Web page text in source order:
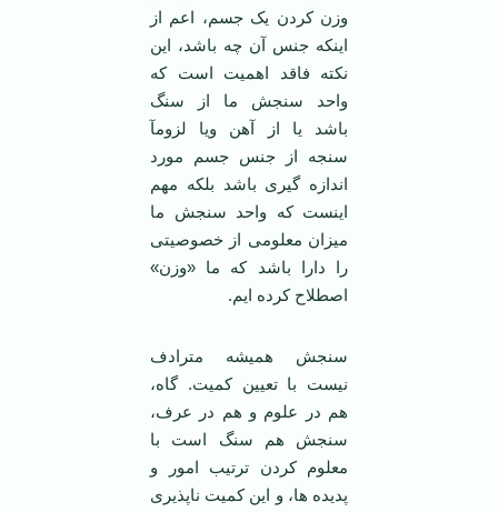
وزن کردن یک جسم، اعم از
اینکه جنس آن چه باشد، این
نکته فاقد اهمیت است که
واحد سنجش ما از سنگ
باشد یا از آهن ویا لزومآ
سنجه از جنس جسم مورد
اندازه گیری باشد بلکه مهم
اینست که واحد سنجش ما
میزان معلومی از خصوصیتی
را دارا باشد که ما «وزن»
اصطلاح کرده ایم.
سنجش همیشه مترادف
نیست با تعیین کمیت. گاه،
هم در علوم و هم در عرف،
سنجش هم سنگ است با
معلوم کردن ترتیب امور و
پدیده ها، و این کمیت ناپذیری